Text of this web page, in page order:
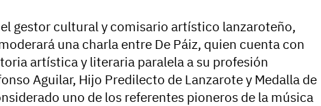
gestor cultural y comisario artístico lanzaroteño,
una charla entre De Páiz, quien cuenta con
artística y literaria paralela a su profesión
Aguilar, Hijo Predilecto de Lanzarote y Medalla de
uno de los referentes pioneros de la música